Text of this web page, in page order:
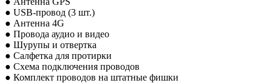
● USB-провод (3 шт.)
● Антенна 4G
● Провода аудио и видео
● Шурупы и отвертка
● Салфетка для протирки
● Схема подключения проводов
● Комплект проводов на штатные фишки